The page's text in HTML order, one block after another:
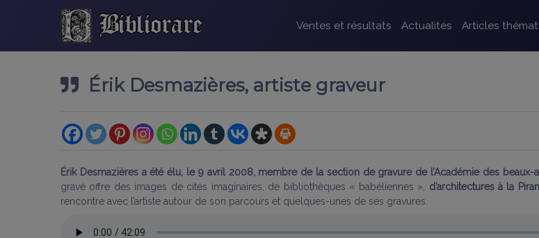
Ventes et résultats Actualités Articles
Érik Desmazières, artiste graveur
Érik Desmazières a été élu, le 9 avril 2008, membre de la section de gravure de l’Académie des
gravé offre des images de cités imaginaires, de bibliothèques « babéliennes », d’architectures à la
rencontre avec l’artiste autour de son parcours et quelques-unes de ses gravures.